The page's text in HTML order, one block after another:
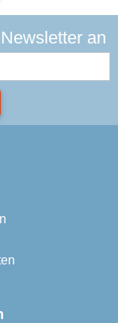
an